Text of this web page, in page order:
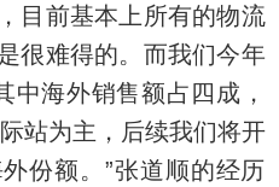
目前基本上所有的物流
很难得的。而我们今年
中海外销售额占四成，
站为主，后续我们将开
份额。”张道顺的经历